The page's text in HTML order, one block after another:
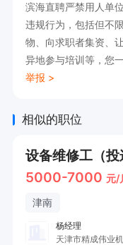
滨海直聘严禁用人单
违规行为，包括但不
物、向求职者集资、
异地参与培训等，您
举报 >
相似的职位
设备维修工（投
5000-7000 元/
津南
杨经理
天津市精成伟业